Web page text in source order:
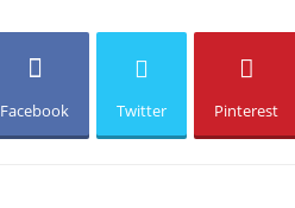
Facebook Twitter Pinterest